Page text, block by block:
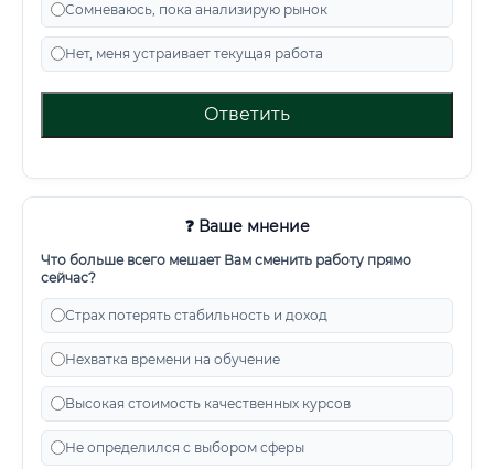
Сомневаюсь, пока анализирую рынок
Нет, меня устраивает текущая работа
Ответить
❓ Ваше мнение
Что больше всего мешает Вам сменить работу прямо
сейчас?
Страх потерять стабильность и доход
Нехватка времени на обучение
Высокая стоимость качественных курсов
Не определился с выбором сферы